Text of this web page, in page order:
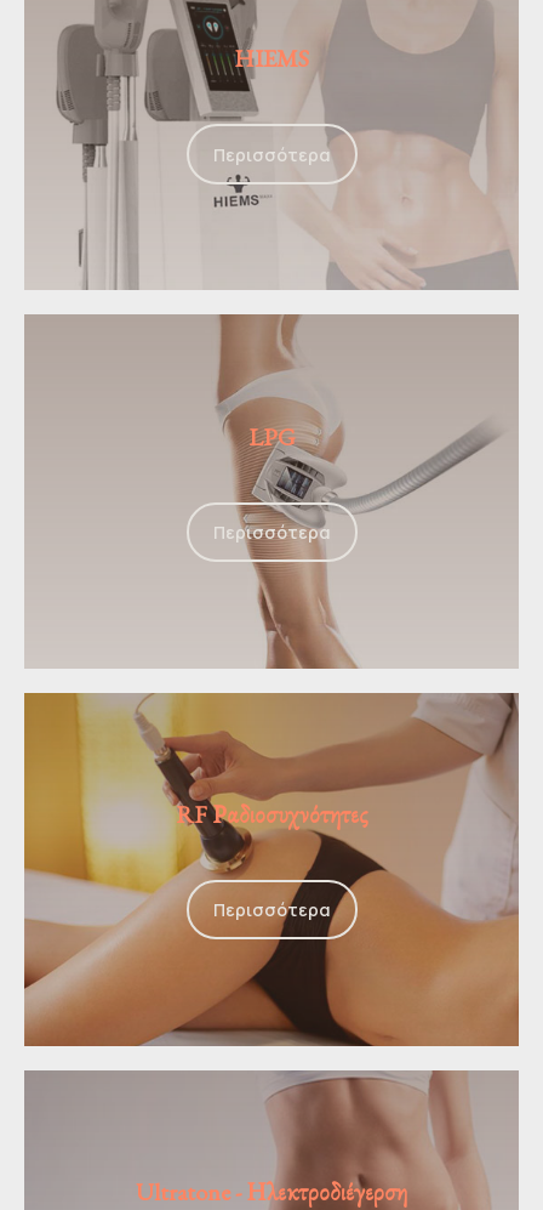
HIEMS
Περισσότερα
LPG
Περισσότερα
RF Ραδιοσυχνότητες
Περισσότερα
Ultratone - Ηλεκτροδιέγερση